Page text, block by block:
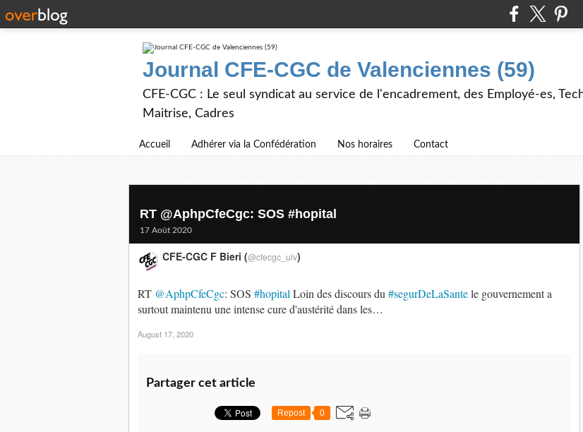
Journal CFE-CGC de Valenciennes (59)
CFE-CGC : Le seul syndicat au service de l'encadrement, des Employé-es,
Maitrise, Cadres
Accueil Adhérer via la Confédération Nos horaires Contact
RT @AphpCfeCgc: SOS #hopital
17 Août 2020
RT @AphpCfeCgc: SOS #hopital Loin des discours du #segurDeLaSantele gouvernement a
surtout maintenu une intense cure d'austérité dans les…
CFE-CGC F Bieri (@cfecgc_ulv)
August 17, 2020
Partager cet article
Repost 0